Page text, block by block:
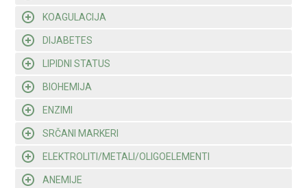
KOAGULACIJA
DIJABETES
LIPIDNI STATUS
BIOHEMIJA
ENZIMI
SRČANI MARKERI
ELEKTROLITI/METALI/OLIGOELEMENTI
ANEMIJE